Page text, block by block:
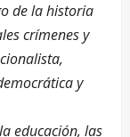
de la historia
crímenes y
y
educación, las